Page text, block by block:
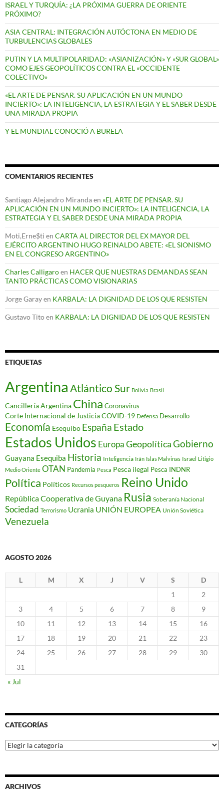
ISRAEL Y TURQUÍA: ¿LA PRÓXIMA GUERRA DE ORIENTE
PRÓXIMO?
ASIA CENTRAL: INTEGRACIÓN AUTÓCTONA EN MEDIO DE
TURBULENCIAS GLOBALES
PUTIN Y LA MULTIPOLARIDAD: «ASIANIZACIÓN» Y «SUR GLOBAL»
COMO EJES GEOPOLÍTICOS CONTRA EL «OCCIDENTE
COLECTIVO»
«EL ARTE DE PENSAR. SU APLICACIÓN EN UN MUNDO
INCIERTO»: LA INTELIGENCIA, LA ESTRATEGIA Y EL SABER DESDE
UNA MIRADA PROPIA
Y EL MUNDIAL CONOCIÓ A BURELA
COMENTARIOS RECIENTES
Santiago Alejandro Mirandaen «EL ARTE DE PENSAR. SU
APLICACIÓN EN UN MUNDO INCIERTO»: LA INTELIGENCIA, LA
ESTRATEGIA Y EL SABER DESDE UNA MIRADA PROPIA
Moti,Erne$ti en CARTA AL DIRECTOR DEL EX MAYOR DEL
EJÉRCITO ARGENTINO HUGO REINALDO ABETE: «EL SIONISMO
EN EL CONGRESO ARGENTINO»
Charles Calligaroen HACER QUE NUESTRAS DEMANDAS SEAN
TANTO PRÁCTICAS COMO VISIONARIAS
Jorge Garayen KARBALA: LA DIGNIDAD DE LOS QUE RESISTEN
Gustavo Titoen KARBALA: LA DIGNIDAD DE LOS QUE RESISTEN
ETIQUETAS
Argentina Atlántico Sur Bolivia Brasil
Cancillería Argentina China Coronavirus
Corte Internacional de JusticiaCOVID-19 Defensa Desarrollo
Economía Esequibo España Estado
Estados Unidos EuropaGeopolíticaGobierno
Guayana Esequiba Historia Inteligencia Irán Islas Malvinas Israel Litigio
Medio Oriente OTAN Pandemia Pesca Pesca ilegal Pesca INDNR
Política Políticos Recursos pesqueros Reino Unido
República Cooperativa de Guyana Rusia Soberanía Nacional
Sociedad Terrorismo Ucrania UNIÓN EUROPEA Unión Soviética
Venezuela
AGOSTO 2026
L M X J V S
D
1
2
3
4 5 6 7 8
9
10
11 12 13 14 15
16
17
18 19 20 21 22
23
24
25 26 27 28 29
30
31
« Jul
CATEGORÍAS
Categorías
ARCHIVOS